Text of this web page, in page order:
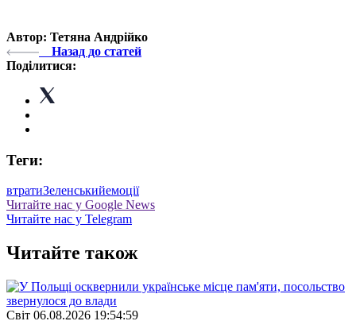
Автор: Тетяна Андрійко
Назад до статей
Поділитися:
Теги:
втратиЗеленськийемоції
Читайте нас у Google News
Читайте нас у Telegram
Читайте також
Свiт 06.08.2026 19:54:59